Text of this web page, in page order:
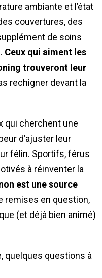
ambiante et l’état
couvertures, des
de soins
Ceux qui aiment les
trouveront leur
rechigner devant la
qui cherchent une
d’ajuster leur
félin. Sportifs, férus
à réinventer la
est une source
remises en question,
(et déjà bien animé)
quelques questions à